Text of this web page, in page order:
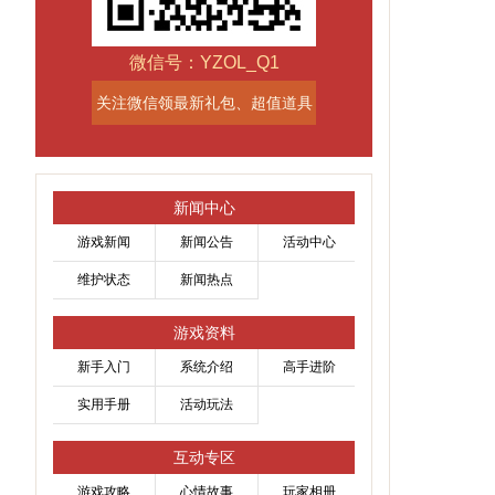
微信号：YZOL_Q1
关注微信领最新礼包、超值道具
新闻中心
游戏新闻 新闻公告 活动中心
维护状态 新闻热点
游戏资料
新手入门 系统介绍 高手进阶
实用手册 活动玩法
互动专区
游戏攻略 心情故事 玩家相册